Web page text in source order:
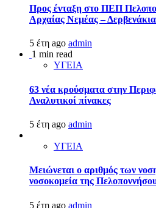
Προς ένταξη στο ΠΕΠ
Αρχαίας Νεμέας –
5 έτη ago admin
1 min read
ΥΓΕΙΑ
63 νέα κρούσματα στην
Αναλυτικοί πίνακες
5 έτη ago admin
ΥΓΕΙΑ
Μειώνεται ο αριθμός των
νοσοκομεία της
5 έτη ago admin